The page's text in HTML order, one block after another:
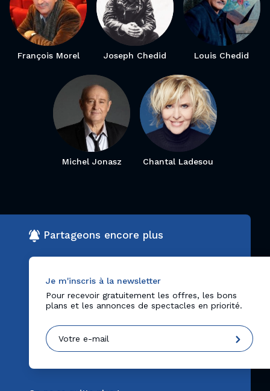
François Morel Joseph Chedid Louis Chedid
Michel Jonasz Chantal Ladesou
Partageons encore plus
Je m'inscris à la newsletter
Pour recevoir gratuitement les offres, les bons
plans et les annonces de spectacles en priorité.